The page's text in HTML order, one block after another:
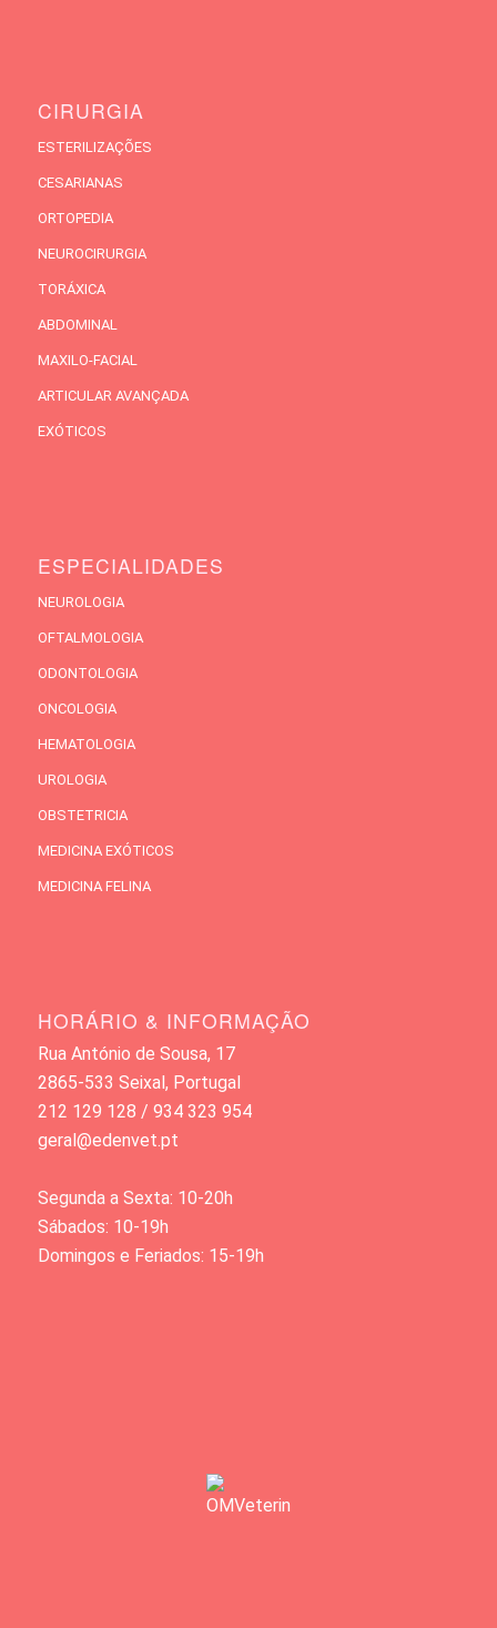
CIRURGIA
ESTERILIZAÇÕES
CESARIANAS
ORTOPEDIA
NEUROCIRURGIA
TORÁXICA
ABDOMINAL
MAXILO-FACIAL
ARTICULAR AVANÇADA
EXÓTICOS
ESPECIALIDADES
NEUROLOGIA
OFTALMOLOGIA
ODONTOLOGIA
ONCOLOGIA
HEMATOLOGIA
UROLOGIA
OBSTETRICIA
MEDICINA EXÓTICOS
MEDICINA FELINA
HORÁRIO & INFORMAÇÃO
Rua António de Sousa, 17
2865-533 Seixal, Portugal
212 129 128 / 934 323 954
geral@edenvet.pt
Segunda a Sexta: 10-20h
Sábados: 10-19h
Domingos e Feriados: 15-19h